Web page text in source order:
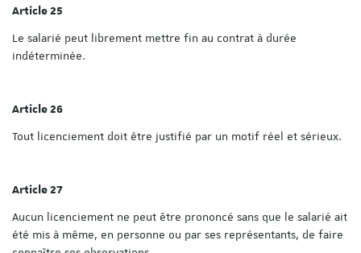
Article 25
Le salarié peut librement mettre fin au contrat à durée
indéterminée.
Article 26
Tout licenciement doit être justifié par un motif réel et sérieux.
Article 27
Aucun licenciement ne peut être prononcé sans que le salarié ait
été mis à même, en personne ou par ses représentants, de faire